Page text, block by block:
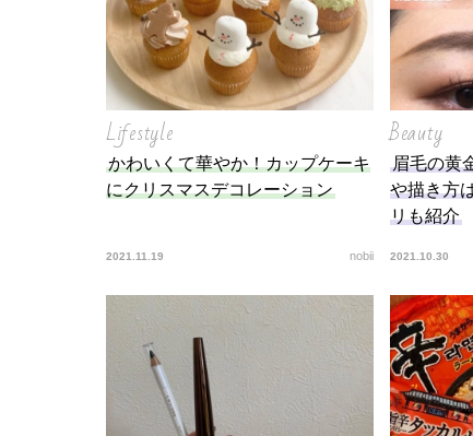
Lifestyle
かわいくて華やか！カップケーキ
にクリスマスデコレーション
2021.11.19 nobii
Beauty
眉毛の黄
や描き方
リも紹介
2021.10.30